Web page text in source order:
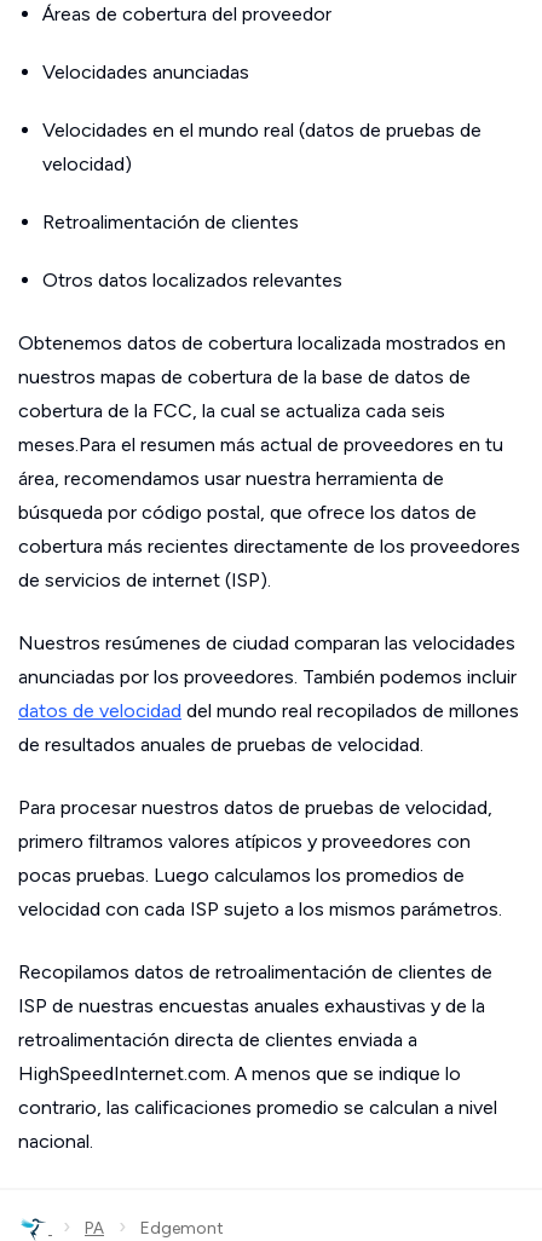
Áreas de cobertura del proveedor
Velocidades anunciadas
Velocidades en el mundo real (datos de pruebas de
velocidad)
Retroalimentación de clientes
Otros datos localizados relevantes
Obtenemos datos de cobertura localizada mostrados en
nuestros mapas de cobertura de la base de datos de
cobertura de la FCC, la cual se actualiza cada seis
meses.Para el resumen más actual de proveedores en tu
área, recomendamos usar nuestra herramienta de
búsqueda por código postal, que ofrece los datos de
cobertura más recientes directamente de los proveedores
de servicios de internet (ISP).
Nuestros resúmenes de ciudad comparan las velocidades
anunciadas por los proveedores. También podemos incluir
datos de velocidad del mundo real recopilados de millones
de resultados anuales de pruebas de velocidad.
Para procesar nuestros datos de pruebas de velocidad,
primero filtramos valores atípicos y proveedores con
pocas pruebas. Luego calculamos los promedios de
velocidad con cada ISP sujeto a los mismos parámetros.
Recopilamos datos de retroalimentación de clientes de
ISP de nuestras encuestas anuales exhaustivas y de la
retroalimentación directa de clientes enviada a
HighSpeedInternet.com. A menos que se indique lo
contrario, las calificaciones promedio se calculan a nivel
nacional.
› PA › Edgemont